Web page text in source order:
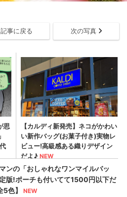
記事に戻る 次の写真